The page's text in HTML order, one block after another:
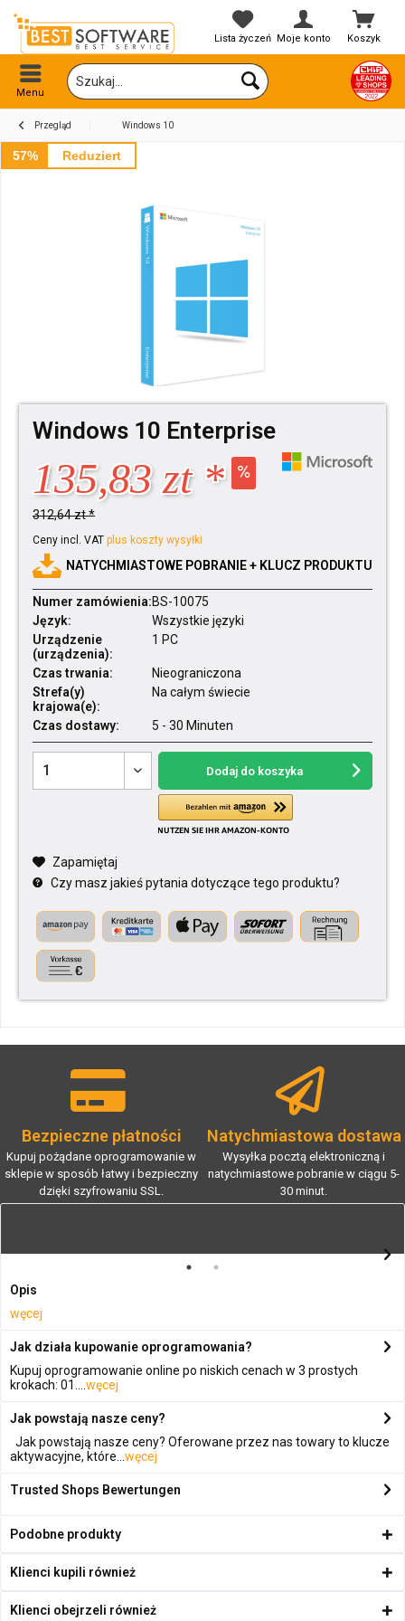
Koszyk
Lista życzeń Moje konto
Menu
Przegląd Windows 10
57% Reduziert
Windows 10 Enterprise
135,83 zt *
312,64 zt *
Ceny incl. VAT plus koszty wysyłki
NATYCHMIASTOWE POBRANIE + KLUCZ PRODUKTU
Numer zamówienia:BS-10075
Język:
Wszystkie języki
Urządzenie
(urządzenia):
1 PC
Czas trwania:
Nieograniczona
Strefa(y)
krajowa(e):
Na całym świecie
Czas dostawy: 5 - 30 Minuten
Dodaj do koszyka
Zapamiętaj
Czy masz jakieś pytania dotyczące tego produktu?
Bezpieczne płatności
Kupuj pożądane oprogramowanie w
sklepie w sposób łatwy i bezpieczny
dzięki szyfrowaniu SSL.
Natychmiastowa dostawa
Wysyłka pocztą elektroniczną i
natychmiastowe pobranie w ciągu 5-
30 minut.
Opis
węcej
Jak działa kupowanie oprogramowania?
Kupuj oprogramowanie online po niskich cenach w 3 prostych
krokach: 01.... węcej
Jak powstają nasze ceny?
Jak powstają nasze ceny? Oferowane przez nas towary to klucze
aktywacyjne, które... węcej
Trusted Shops Bewertungen
Podobne produkty
Klienci kupili również
Klienci obejrzeli również